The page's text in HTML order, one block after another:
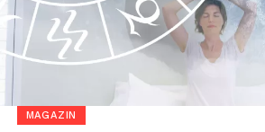
MAGAZIN